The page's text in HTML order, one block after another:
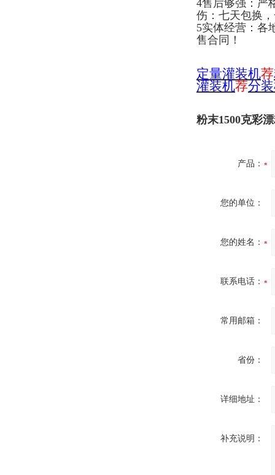
4售后够强：严
伤：七天包换
5实体经营：各
售合同！
定量灌装机荐
灌装机荐分
粉末1500克彩
产品：
您的单位：
您的姓名：
联系电话：
常用邮箱：
省份：
详细地址：
补充说明：